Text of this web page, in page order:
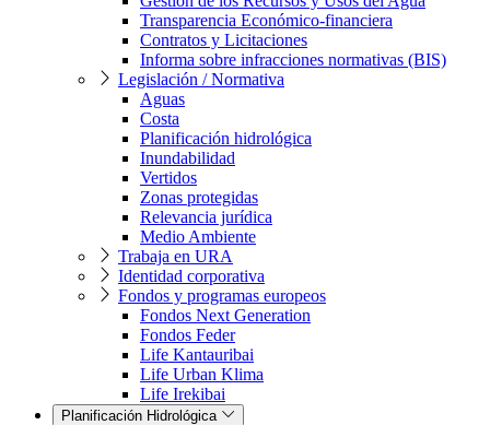
Transparencia Económico-financiera
Contratos y Licitaciones
Informa sobre infracciones normativas (BIS)
Legislación / Normativa
Aguas
Costa
Planificación hidrológica
Inundabilidad
Vertidos
Zonas protegidas
Relevancia jurídica
Medio Ambiente
Trabaja en URA
Identidad corporativa
Fondos y programas europeos
Fondos Next Generation
Fondos Feder
Life Kantauribai
Life Urban Klima
Life Irekibai
Planificación Hidrológica